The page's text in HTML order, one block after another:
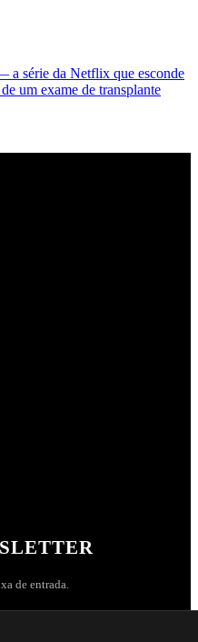
a série da Netflix que esconde
um exame de transplante
de entrada.